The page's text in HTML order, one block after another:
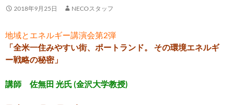
2018年9月25日 NECOスタッフ
地域とエネルギー講演会第2弾
「全米一住みやすい街、ポートランド。 その環境エネルギ
ー戦略の秘密」
講師 佐無田 光氏 (金沢大学教授)